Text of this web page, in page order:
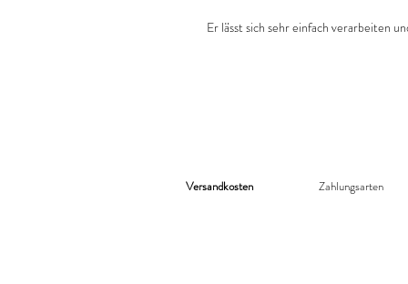
Er lässt sich sehr einfach verarbeiten
Versandkosten Zahlungsarten